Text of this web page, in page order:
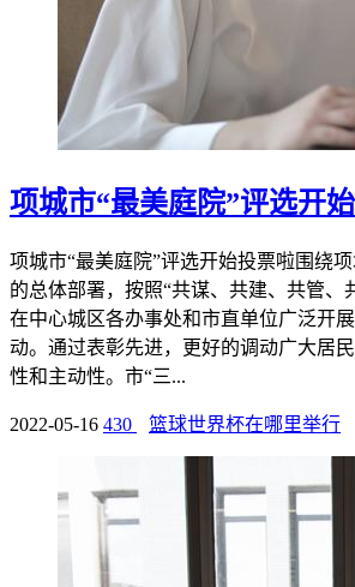
项城市“最美庭院”评选开
项城市“最美庭院”评选开始投票啦围绕
的总体部署，按照“共谋、共建、共管、
在中心城区各办事处和市直单位广泛开
动。通过表彰先进，更好的调动广大居
性和主动性。市“三...
2022-05-16 430 篮球世界杯在哪里举行